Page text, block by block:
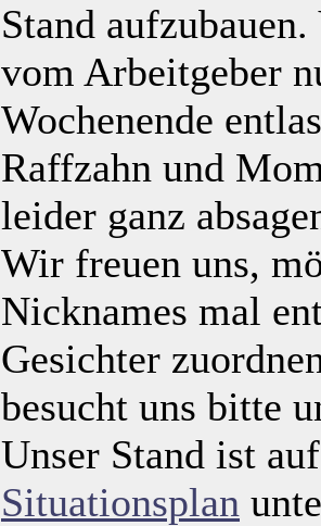
Stand
vom Arbeitgeber
Wochenende
Raffzahn und
leider ganz
Wir freuen uns,
Nicknames mal
Gesichter
besucht uns bitte
Unser Stand ist
Situationsplan